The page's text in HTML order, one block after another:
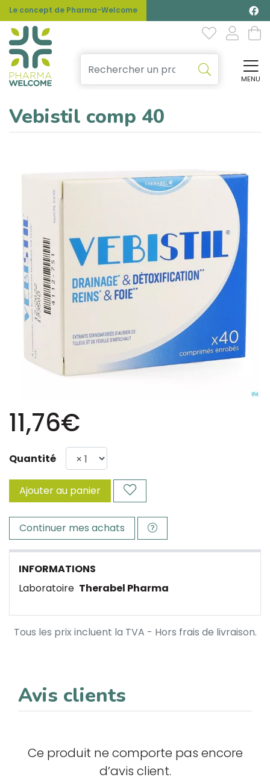
Le concept de Pharma-Welcome
MENU
Vebistil comp 40
11,76€
Quantité
Ajouter au panier
Continuer mes achats
INFORMATIONS
Laboratoire Therabel Pharma
Tous les prix incluent la TVA - Hors frais de livraison.
Avis clients
Ce produit ne comporte pas encore
d’avis client.